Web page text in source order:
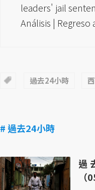
leaders' jail
Análisis | Regreso
過去24小時
# 過去24小時
過
（